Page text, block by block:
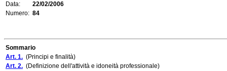
Data:
22/02/2006
Numero: 84
Sommario
Art. 1. (Principi e finalità)
Art. 2. (Definizione dell'attività e idoneità professionale)